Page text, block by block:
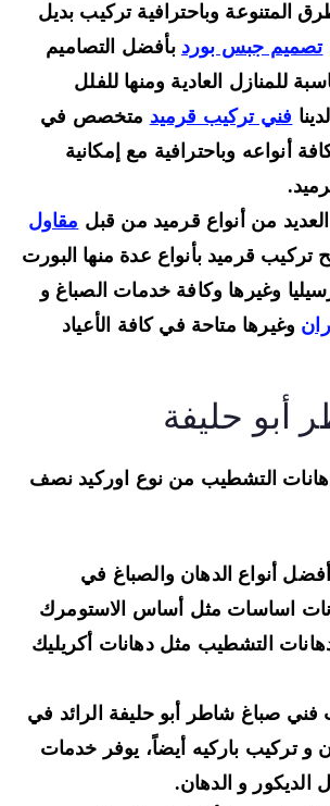
وباحترافية تركيب بديل
جبس بوردبأفضل التصاميم
للمنازل العادية ومنها للفلل
فني تركيب قرميد متخصص في
وباحترافية مع إمكانية
من أنواع قرميد من قبلمقاول
قرميد بأنواع عدة منها البورت
وغيرها وكافة خدمات الصباغ و
وغيرها متاحة في كافة الأعياد
حليفة
التشطيب من نوعاوركيد نصف
أنواع الدهان والصباغ في
اساسات مثلأساس الاستومرك
التشطيب مثل دهاناتأكريليك
صباغ شاطر أبو حليفة الرائد في
باركيه أيضاً، يوفر خدمات
و الدهان.